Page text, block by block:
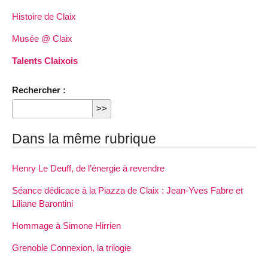
Histoire de Claix
Musée @ Claix
Talents Claixois
Rechercher :
Dans la même rubrique
Henry Le Deuff, de l’énergie à revendre
Séance dédicace à la Piazza de Claix : Jean-Yves Fabre et
Liliane Barontini
Hommage à Simone Hirrien
Grenoble Connexion, la trilogie